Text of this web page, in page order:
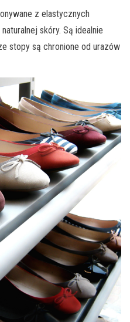
z elastycznych
skóry. Są idealnie
stopy są chronione od urazów